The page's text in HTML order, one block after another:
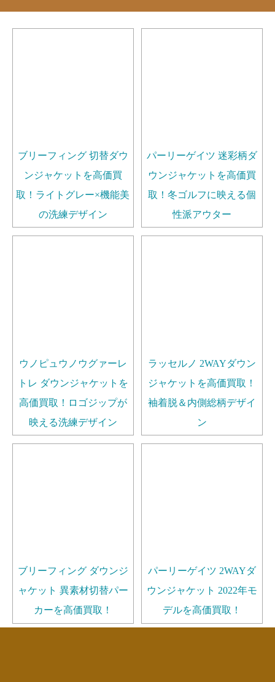
ブリーフィング 切替ダウ
ンジャケットを高価買
取！ライトグレー×機能美
の洗練デザイン
パーリーゲイツ 迷彩柄ダ
ウンジャケットを高価買
取！冬ゴルフに映える個
性派アウター
ウノピュウノウグァーレ
トレ ダウンジャケットを
高価買取！ロゴジップが
映える洗練デザイン
ラッセルノ 2WAYダウン
ジャケットを高価買取！
袖着脱＆内側総柄デザイ
ン
ブリーフィング ダウンジ
ャケット 異素材切替パー
カーを高価買取！
パーリーゲイツ 2WAYダ
ウンジャケット 2022年モ
デルを高価買取！